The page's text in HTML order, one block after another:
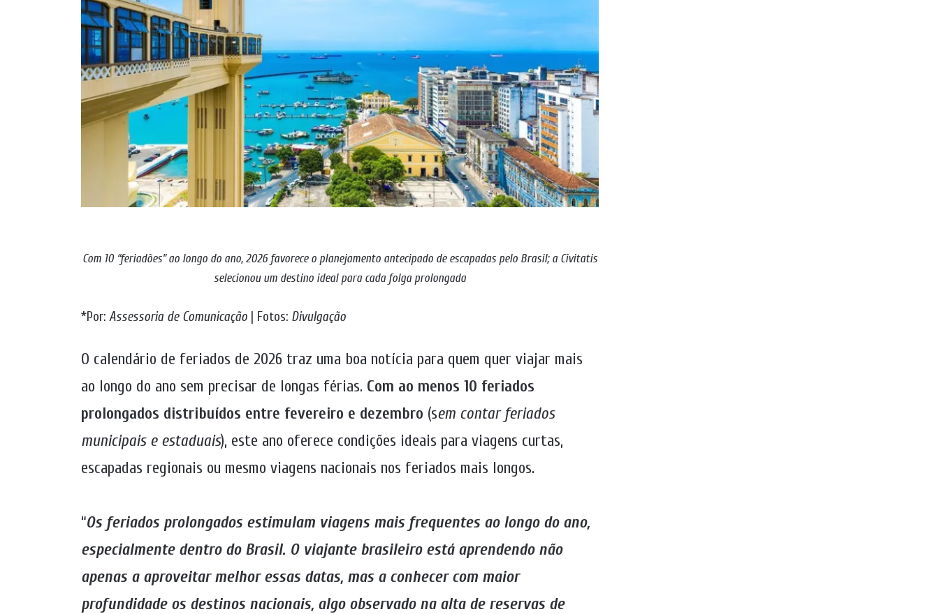
Com 10 “feriadões” ao longo do ano, 2026 favorece o planejamento antecipado de escapadas pelo Brasil; a Civitatis
selecionou um destino ideal para cada folga prolongada
*Por: Assessoria de Comunicação| Fotos: Divulgação
O calendário de feriados de 2026 traz uma boa notícia para quem quer viajar mais
ao longo do ano sem precisar de longas férias. Com ao menos 10 feriados
prolongados distribuídos entre fevereiro e dezembro (sem contar feriados
municipais e estaduais), este ano oferece condições ideais para viagens curtas,
escapadas regionais ou mesmo viagens nacionais nos feriados mais longos.
“Os feriados prolongados estimulam viagens mais frequentes ao longo do ano,
especialmente dentro do Brasil. O viajante brasileiro está aprendendo não
apenas a aproveitar melhor essas datas, mas a conhecer com maior
profundidade os destinos nacionais, algo observado na alta de reservas de